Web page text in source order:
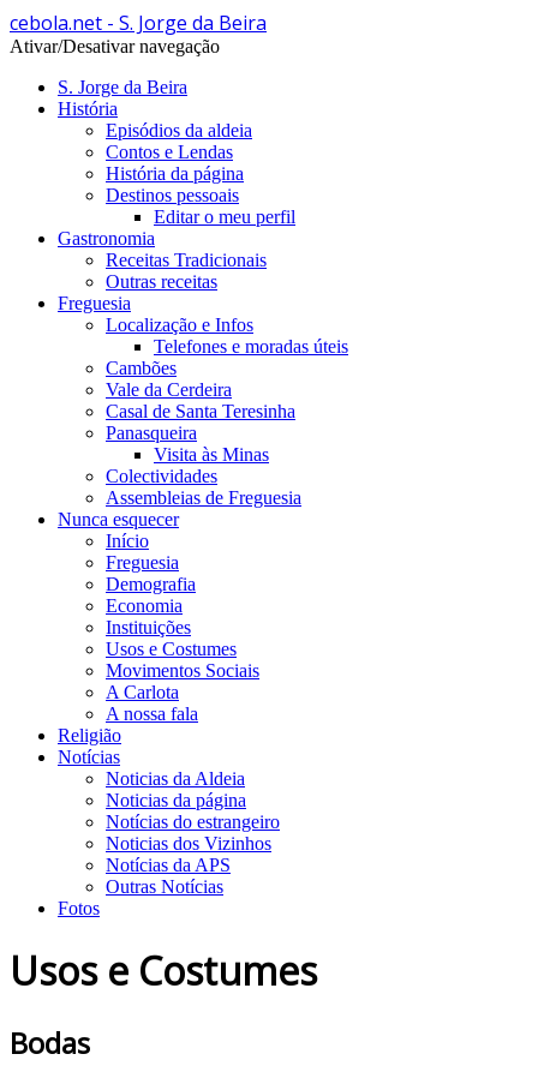
cebola.net - S. Jorge da Beira
Ativar/Desativar navegação
S. Jorge da Beira
História
Episódios da aldeia
Contos e Lendas
História da página
Destinos pessoais
Editar o meu perfil
Gastronomia
Receitas Tradicionais
Outras receitas
Freguesia
Localização e Infos
Telefones e moradas úteis
Cambões
Vale da Cerdeira
Casal de Santa Teresinha
Panasqueira
Visita às Minas
Colectividades
Assembleias de Freguesia
Nunca esquecer
Início
Freguesia
Demografia
Economia
Instituições
Usos e Costumes
Movimentos Sociais
A Carlota
A nossa fala
Religião
Notícias
Noticias da Aldeia
Noticias da página
Notícias do estrangeiro
Noticias dos Vizinhos
Notícias da APS
Outras Notícias
Fotos
Usos e Costumes
Bodas